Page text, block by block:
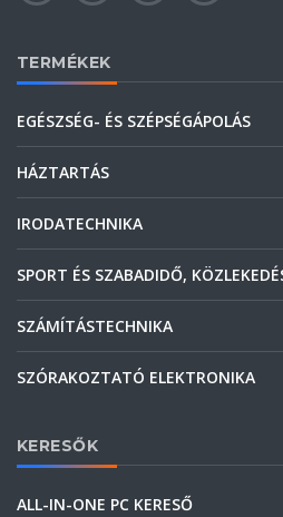
TERMÉKEK
EGÉSZSÉG- ÉS SZÉPSÉGÁPOLÁS
HÁZTARTÁS
IRODATECHNIKA
SPORT ÉS SZABADIDŐ,
SZÁMÍTÁSTECHNIKA
SZÓRAKOZTATÓ ELEKTRONIKA
KERESŐK
ALL-IN-ONE PC KERESŐ